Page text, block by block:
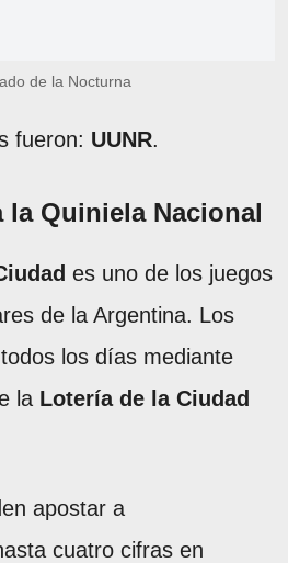
de la Nocturna
fueron: UUNR.
Quiniela Nacional
es uno de los juegos
de la Argentina. Los
los días mediante
la Lotería de la Ciudad
apostar a
cuatro cifras en